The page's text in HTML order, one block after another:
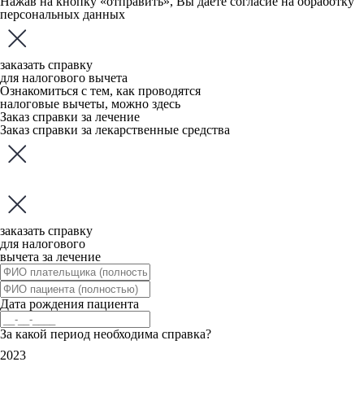
персональных данных
заказать справку
для налогового вычета
Ознакомиться с тем, как проводятся
налоговые вычеты, можно здесь
Заказ справки за лечение
Заказ справки за лекарственные средства
заказать справку
для налогового
вычета за лечение
Дата рождения пациента
За какой период необходима справка?
2023